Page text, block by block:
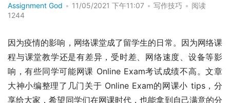
Assignment God • 11/05/2021 下午11:07 • 写作技巧 • 阅读
1244
因为疫情的影响，网络课堂成了留学生的日常。因为网络课
程与课堂教学还是有差异，受时差、网络速度、设备等影
响，有些同学可能网课 Online Exam考试成绩不高。文章
大神小编整理了几门关于 Online Exam的网课小 tips，分
享给大家，希望同学们在网课时代，也能拿到自己满意的分